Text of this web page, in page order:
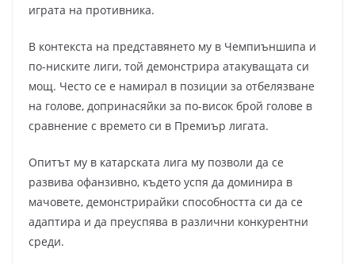
играта на противника.
В контекста на представянето му в Чемпиъншипа и
по-ниските лиги, той демонстрира атакуващата си
мощ. Често се е намирал в позиции за отбелязване
на голове, допринасяйки за по-висок брой голове в
сравнение с времето си в Премиър лигата.
Опитът му в катарската лига му позволи да се
развива офанзивно, където успя да доминира в
мачовете, демонстрирайки способността си да се
адаптира и да преуспява в различни конкурентни
среди.